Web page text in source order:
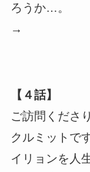
ろうか…。
→
【４話】
ご訪問くださ
クルミットで
イリョンを人